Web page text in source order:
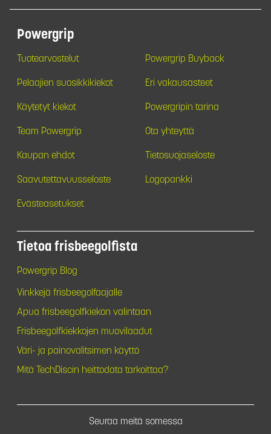
Powergrip
Tuotearvostelut Powergrip Buyback
Pelaajien suosikkikiekot Eri vakausasteet
Käytetyt kiekot Powergripin tarina
Team Powergrip Ota yhteyttä
Kaupan ehdot Tietosuojaseloste
Saavutettavuusseloste Logopankki
Evästeasetukset
Tietoa frisbeegolfista
Powergrip Blog
Vinkkejä frisbeegolfaajalle
Apua frisbeegolfkiekon valintaan
Frisbeegolfkiekkojen muovilaadut
Väri- ja painovalitsimen käyttö
Mitä TechDiscin heittodata tarkoittaa?
Seuraa meitä somessa